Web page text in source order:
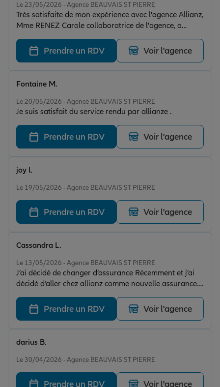
Le 23/05/2026 - Agence BEAUVAIS ST PIERRE
Très satisfaite de mon expérience avec l'agence Allianz,
Mme RENEZ Carole collaboratrice de l'agence, a
l'écoute, bienveillante, toujours disponible pour
expliquer et accompagner au mieux. Son
professionnalisme et sa gentillesse font vraiment la
différence, merci pour votre aide et votre suivi.
Prendre un RDV Voir l'agence
Le 20/05/2026 - Agence BEAUVAIS ST PIERRE
Je suis satisfait du service rendu par allianze .
Fontaine M.
Prendre un RDV Voir l'agence
Le 19/05/2026 - Agence BEAUVAIS ST PIERRE
joy l.
Prendre un RDV Voir l'agence
Le 13/05/2026 - Agence BEAUVAIS ST PIERRE
J’ai décidé de changer d’assurance Récemment et j’ai
décidé d’aller chez allianz comme nouvelle assurance.
Il sont très sympathique et à l’écoute . Ils ont des tarifs
raisonnables. Je recommande fortement
Cassandra L.
Prendre un RDV Voir l'agence
Le 30/04/2026 - Agence BEAUVAIS ST PIERRE
darius B.
Prendre un RDV Voir l'agence